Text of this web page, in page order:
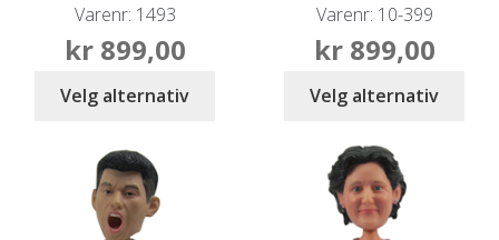
Varenr: 1493
kr899,00
Velg alternativ
Varenr: 10-399
kr899,00
Velg alternativ